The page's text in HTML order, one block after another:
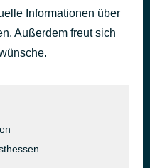
vor 14 Stunden
Informationen über
Außerdem freut sich